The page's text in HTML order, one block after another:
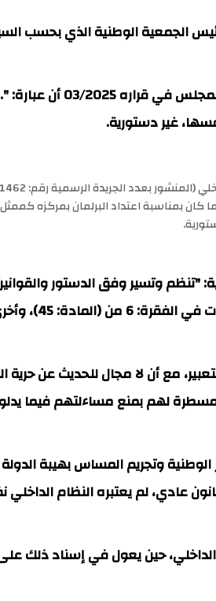
الجمعية الوطنية الذي بحسب
- أن رئيس الجمعية الوطنية
كان بمناسبة اعتداد البرلمان بمركزه
"تنظم وتسير وفق الدستور
حد لحرية التعبير، مع أن لا مجال للحديث
02/2/2021، المتعلق بحماية الرموز الوطنية
عادي، لم يعتبره النظام الداخلي